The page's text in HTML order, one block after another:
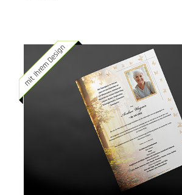
mit Ihrem Design